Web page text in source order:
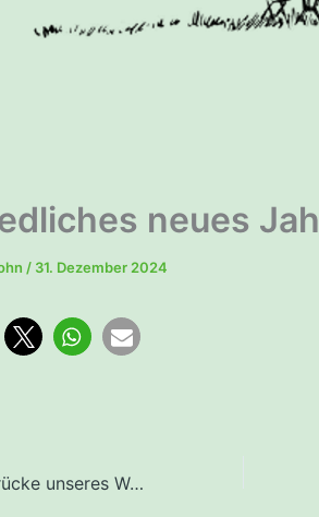
neues
/ 31. Dezember 2024
Herbstliche Eindrücke unseres Waldheims